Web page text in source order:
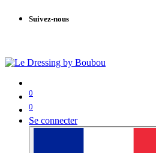
Suivez-nous
0
0
Se connecter